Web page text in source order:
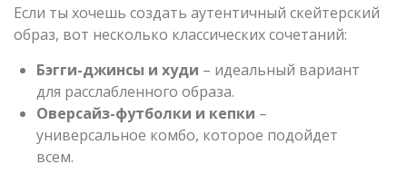
Если ты хочешь создать аутентичный скейтерский
образ, вот несколько классических сочетаний:
Бэгги-джинсы и худи – идеальный вариант
для расслабленного образа.
Оверсайз-футболки и кепки –
универсальное комбо, которое подойдет
всем.